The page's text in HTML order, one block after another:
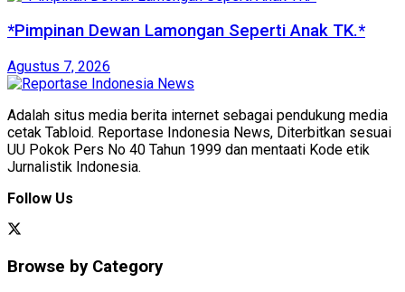
*Pimpinan Dewan Lamongan Seperti Anak TK.*
Agustus 7, 2026
Adalah situs media berita internet sebagai pendukung media
cetak Tabloid. Reportase Indonesia News, Diterbitkan sesuai
UU Pokok Pers No 40 Tahun 1999 dan mentaati Kode etik
Jurnalistik Indonesia.
Follow Us
Browse by Category